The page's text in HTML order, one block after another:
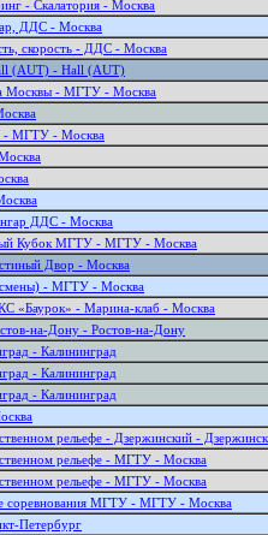
- Скалатория - Москва
ДДС - Москва
скорость - ДДС - Москва
(AUT) - Hall (AUT)
Москвы - МГТУ - Москва
- МГТУ - Москва
ДДС - Москва
Кубок МГТУ - МГТУ - Москва
Двор - Москва
- МГТУ - Москва
«Баурок» - Марина-клаб - Москва
на-Дону - Ростов-на-Дону
- Калининград
- Калининград
- Калининград
рельефе - Дзержинский -
рельефе - МГТУ - Москва
рельефе - МГТУ - Москва
соревнования МГТУ - МГТУ - Москва
Петербург